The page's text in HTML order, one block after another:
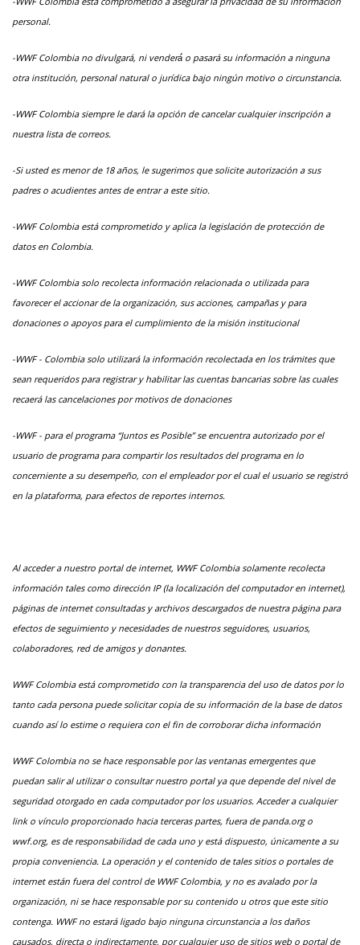
personal.
-WWF Colombia no divulgará, ni venderá́ o pasará su información a ninguna
otra institución, personal natural o jurídica bajo ningún motivo o circunstancia.
-WWF Colombia siempre le dará la opción de cancelar cualquier inscripción a
nuestra lista de correos.
-Si usted es menor de 18 años, le sugerimos que solicite autorización a sus
padres o acudientes antes de entrar a este sitio.
-WWF Colombia está comprometido y aplica la legislación de protección de
datos en Colombia.
-WWF Colombia solo recolecta información relacionada o utilizada para
favorecer el accionar de la organización, sus acciones, campañas y para
donaciones o apoyos para el cumplimiento de la misión institucional
-WWF - Colombia solo utilizará la información recolectada en los trámites que
sean requeridos para registrar y habilitar las cuentas bancarias sobre las cuales
recaerá las cancelaciones por motivos de donaciones
-WWF - para el programa “Juntos es Posible” se encuentra autorizado por el
usuario de programa para compartir los resultados del programa en lo
concerniente a su desempeño, con el empleador por el cual el usuario se registró
en la plataforma, para efectos de reportes internos.
Al acceder a nuestro portal de internet, WWF Colombia solamente recolecta
información tales como dirección IP (la localización del computador en internet),
páginas de internet consultadas y archivos descargados de nuestra página para
efectos de seguimiento y necesidades de nuestros seguidores, usuarios,
colaboradores, red de amigos y donantes.
WWF Colombia está comprometido con la transparencia del uso de datos por lo
tanto cada persona puede solicitar copia de su información de la base de datos
cuando así lo estime o requiera con el fin de corroborar dicha información
WWF Colombia no se hace responsable por las ventanas emergentes que
puedan salir al utilizar o consultar nuestro portal ya que depende del nivel de
seguridad otorgado en cada computador por los usuarios. Acceder a cualquier
link o vínculo proporcionado hacia terceras partes, fuera de panda.org o
wwf.org, es de responsabilidad de cada uno y está dispuesto, únicamente a su
propia conveniencia. La operación y el contenido de tales sitios o portales de
internet están fuera del control de WWF Colombia, y no es avalado por la
organización, ni se hace responsable por su contenido u otros que este sitio
contenga. WWF no estará ligado bajo ninguna circunstancia a los daños
causados, directa o indirectamente, por cualquier uso de sitios web o portal de